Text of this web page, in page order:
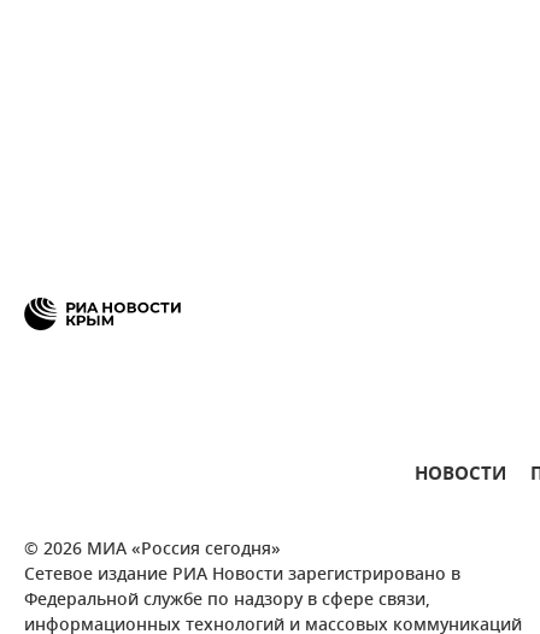
НОВОСТИ
© 2026 МИА «Россия сегодня»
Сетевое издание РИА Новости зарегистрировано в
Федеральной службе по надзору в сфере связи,
информационных технологий и массовых коммуникаций